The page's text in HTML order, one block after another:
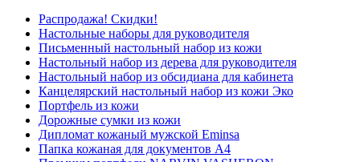
Распродажа! Скидки!
Настольные наборы для руководителя
Письменный настольный набор из кожи
Настольный набор из дерева для руководителя
Настольный набор из обсидиана для кабинета
Канцелярский настольный набор из кожи Эко
Портфель из кожи
Дорожные сумки из кожи
Дипломат кожаный мужской Eminsa
Папка кожаная для документов А4